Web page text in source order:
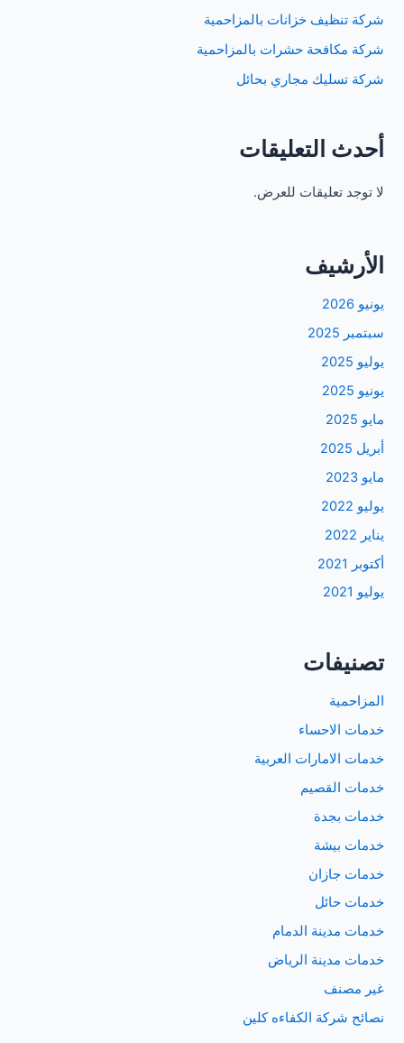
شركة تنظيف خزانات بالمزاحمية
شركة مكافحة حشرات بالمزاحمية
شركة تسليك مجاري بحائل
أحدث التعليقات
لا توجد تعليقات للعرض.
الأرشيف
يونيو 2026
سبتمبر 2025
يوليو 2025
يونيو 2025
مايو 2025
أبريل 2025
مايو 2023
يوليو 2022
يناير 2022
أكتوبر 2021
يوليو 2021
تصنيفات
المزاحمية
خدمات الاحساء
خدمات الامارات العربية
خدمات القصيم
خدمات بجدة
خدمات بيشة
خدمات جازان
خدمات حائل
خدمات مدينة الدمام
خدمات مدينة الرياض
غير مصنف
نصائح شركة الكفاءه كلين